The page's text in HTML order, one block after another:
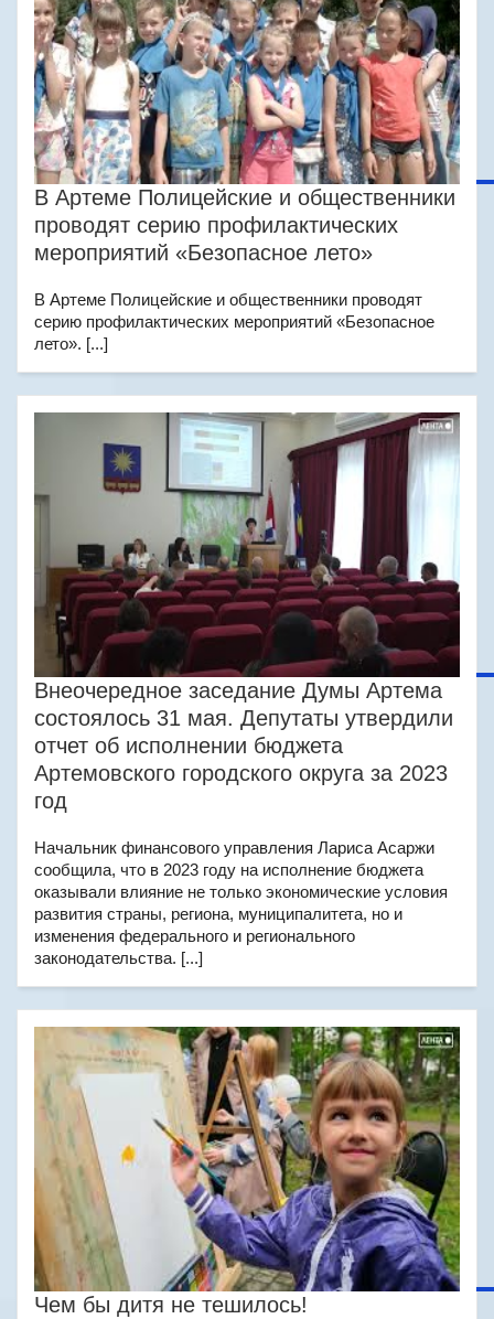
В Артеме Полицейские и общественники
проводят серию профилактических
мероприятий «Безопасное лето»
В Артеме Полицейские и общественники проводят
серию профилактических мероприятий «Безопасное
лето». [...]
Внеочередное заседание Думы Артема
состоялось 31 мая. Депутаты утвердили
отчет об исполнении бюджета
Артемовского городского округа за 2023
год
Начальник финансового управления Лариса Асаржи
сообщила, что в 2023 году на исполнение бюджета
оказывали влияние не только экономические условия
развития страны, региона, муниципалитета, но и
изменения федерального и регионального
законодательства. [...]
Чем бы дитя не тешилось!